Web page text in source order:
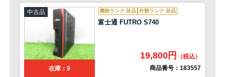
中古品
在庫：9
機能ランク:並品 外観ランク:並品
富士通 FUTRO S740
19,800円
商品番号： 183557